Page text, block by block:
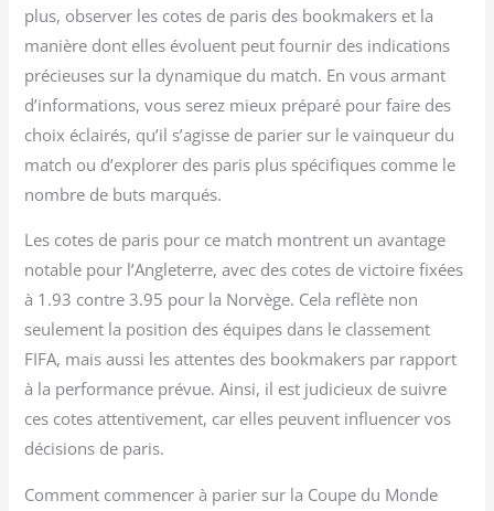
plus, observer les cotes de paris des bookmakers et la
manière dont elles évoluent peut fournir des indications
précieuses sur la dynamique du match. En vous armant
d’informations, vous serez mieux préparé pour faire des
choix éclairés, qu’il s’agisse de parier sur le vainqueur du
match ou d’explorer des paris plus spécifiques comme le
nombre de buts marqués.
Les cotes de paris pour ce match montrent un avantage
notable pour l’Angleterre, avec des cotes de victoire fixées
à 1.93 contre 3.95 pour la Norvège. Cela reflète non
seulement la position des équipes dans le classement
FIFA, mais aussi les attentes des bookmakers par rapport
à la performance prévue. Ainsi, il est judicieux de suivre
ces cotes attentivement, car elles peuvent influencer vos
décisions de paris.
Comment commencer à parier sur la Coupe du Monde